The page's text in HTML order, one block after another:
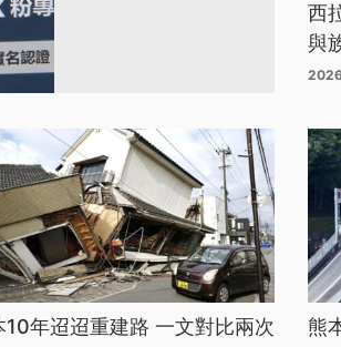
西
與
10年迢迢重建路 一文對比兩次
熊